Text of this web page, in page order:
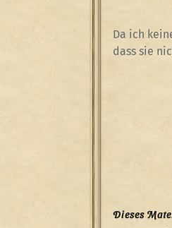
Da ich
dass sie
Dieses